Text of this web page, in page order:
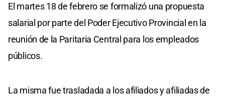
El martes 18 de febrero se formalizó una propuesta
salarial por parte del Poder Ejecutivo Provincial en la
reunión de la Paritaria Central para los empleados
públicos.
La misma fue trasladada a los afiliados y afiliadas de